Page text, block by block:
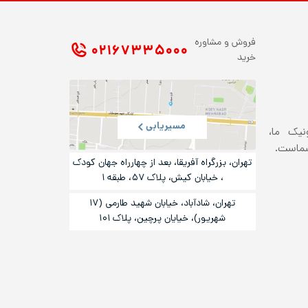
ما،
فروش و مشاوره
خرید
۰۲۱ ۶۷۳۳۵۰۰۰
مسیریابی
تهران، بزرگراه آفریقا، بعد از چهارراه جهان کودک
، خیابان کیش، پلاک ۵۷، طبقه ۱
تهران، شادآباد، خیابان شهید طارمی (۱۷
شهریور)، خیایان پرچین، پلاک ۱۰۱